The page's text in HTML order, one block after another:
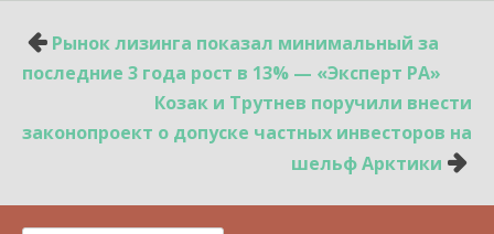
Навигация
по
Рынок лизинга показал минимальный за
последние 3 года рост в 13% — «Эксперт РА»
Козак и Трутнев поручили внести
законопроект о допуске частных инвесторов на
шельф Арктики